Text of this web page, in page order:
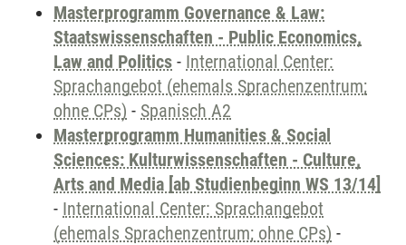
Masterprogramm Governance & Law:
Staatswissenschaften - Public Economics,
Law and Politics - International Center:
Sprachangebot (ehemals Sprachenzentrum;
ohne CPs) - Spanisch A2
Masterprogramm Humanities & Social
Sciences: Kulturwissenschaften - Culture,
Arts and Media [ab Studienbeginn WS 13/14]
- International Center: Sprachangebot
(ehemals Sprachenzentrum; ohne CPs) -